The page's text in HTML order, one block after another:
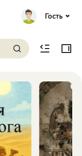
Гость